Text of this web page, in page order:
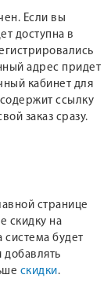
Если вы
доступна в
адрес придет
кабинет для
ссылку
заказ сразу.
странице
скидку на
система будет
добавлять
скидки.